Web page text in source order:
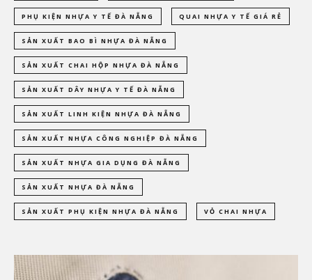
PHỤ KIỆN NHỰA Y TẾ ĐÀ NẴNG QUAI NHỰA Y TẾ GIÁ RẺ
SẢN XUẤT BAO BÌ NHỰA ĐÀ NẴNG
SẢN XUẤT CHAI HỘP NHỰA ĐÀ NẴNG
SẢN XUẤT DÂY NHỰA Y TẾ ĐÀ NẴNG
SẢN XUẤT LINH KIỆN NHỰA ĐÀ NẴNG
SẢN XUẤT NHỰA CÔNG NGHIỆP ĐÀ NẴNG
SẢN XUẤT NHỰA GIA DỤNG ĐÀ NẴNG
SẢN XUẤT NHỰA ĐÀ NẴNG
SẢN XUẤT PHỤ KIỆN NHỰA ĐÀ NẴNG VỎ CHAI NHỰA